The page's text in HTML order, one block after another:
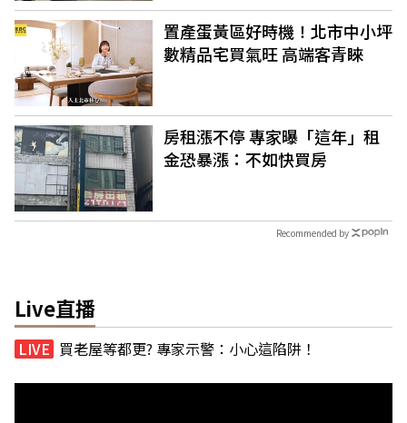
置產蛋黃區好時機！北市中小坪
數精品宅買氣旺 高端客青睞
房租漲不停 專家曝「這年」租
金恐暴漲：不如快買房
Recommended by
Live直播
買老屋等都更? 專家示警：小心這陷阱！